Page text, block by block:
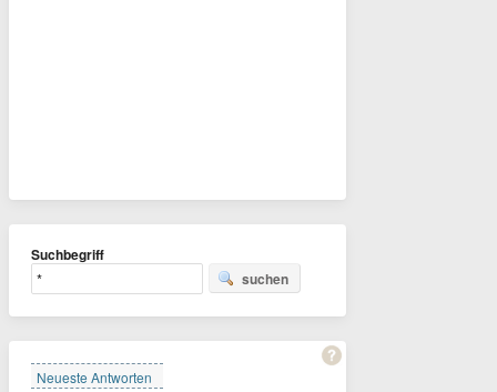
Suchbegriff
suchen
Neueste Antworten